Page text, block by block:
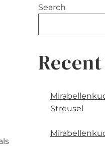
Search
Streusel